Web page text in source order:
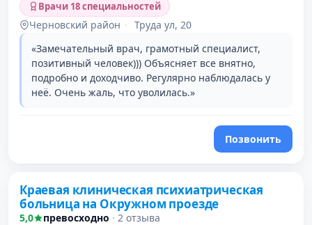
Врачи 18 специальностей
Черновский район · Труда ул, 20
«Замечательный врач, грамотный специалист,
позитивный человек))) Объясняет все внятно,
подробно и доходчиво. Регулярно наблюдалась у
неё. Очень жаль, что уволилась.»
Позвонить
3 место в рейтинге
Краевая клиническая психиатрическая
больница на Окружном проезде
5,0 превосходно · 2 отзыва